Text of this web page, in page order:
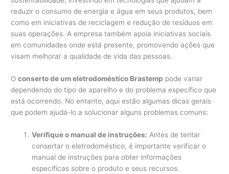
reduzir o consumo de energia e água em seus produtos, bem
como em iniciativas de reciclagem e redução de resíduos em
suas operações. A empresa também apoia iniciativas sociais
em comunidades onde está presente, promovendo ações que
visam melhorar a qualidade de vida das pessoas.
Oconserto de um eletrodoméstico Brastemp pode variar
dependendo do tipo de aparelho e do problema específico que
está ocorrendo. No entanto, aqui estão algumas dicas gerais
que podem ajudá-lo a solucionar alguns problemas comuns:
Verifique o manual de instruções: Antes de tentar
consertar o eletrodoméstico, é importante verificar o
manual de instruções para obter informações
específicas sobre o produto e seus recursos.